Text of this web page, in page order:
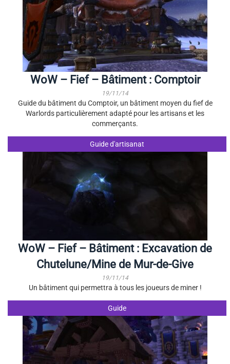
WoW – Fief – Bâtiment : Comptoir
19/11/14
Guide du bâtiment du Comptoir, un bâtiment moyen du fief de
Warlords particulièrement adapté pour les artisans et les
commerçants.
Guide d'artisanat
WoW – Fief – Bâtiment : Excavation de
Chutelune/Mine de Mur-de-Give
19/11/14
Un bâtiment qui permettra à tous les joueurs de miner !
Guide